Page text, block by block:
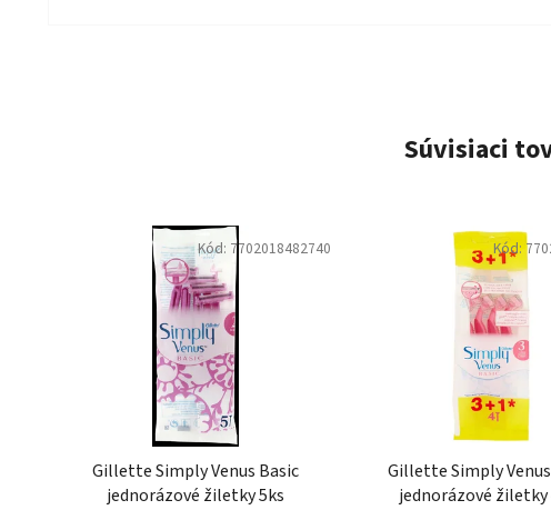
Súvisiaci
Gillette Simply Venus Basic
jednorázové žiletky 5ks
Kód: 7702018482740
Gillette Simply
jednorázové žiletky
Kód: